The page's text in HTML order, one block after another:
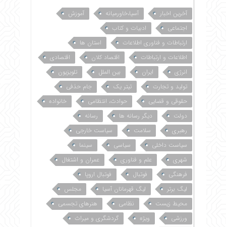
آخرین اخبار آسیا،خاورمیانه
آموزش
اجتماعی
ادبیات و کتاب
ارتباطات و فناوری اطلاعات
استان ها
اطلاعات و ارتباطات
اقتصاد کلان
اقتصادی
انرژی
ایران بین الملل
تلویزیون
تولید و تجارت
تیتر یک
جام حذفی
حقوقی و قضایی
حوادث، انتظامی
خانواده
دولت
دیگر رسانه ها
رسانه
رهبری
سلامت
سیاست خارجی
سیاست داخلی
سیاسی
سینما
شهری
علم و فناوری
عمران و اشتغال
فرهنگی
فوتبال
فوتبال اروپا
لیگ برتر
لیگ قهرمانان آسیا
مجلس
محیط زیست
نظامی
هنرهای تجسمی
ورزشی
ویژه
گردشگری و میراث